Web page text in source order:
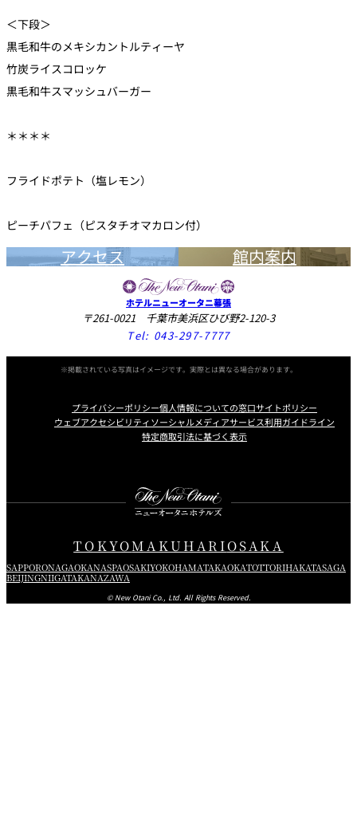
＜下段＞
黒毛和牛のメキシカントルティーヤ
竹炭ライスコロッケ
黒毛和牛スマッシュバーガー
＊＊＊＊
フライドポテト（塩レモン）
ピーチパフェ（ピスタチオマカロン付）
アクセス 館内案内
ホテルニューオータニ幕張
〒261-0021 千葉市美浜区ひび野2-120-3
Tel: 043-297-7777
※掲載されている写真はイメージです。実際とは異なる場合があります。
プライバシーポリシー個人情報についての窓口サイトポリシー
ウェブアクセシビリティソーシャルメディアサービス利用ガイドライン
特定商取引法に基づく表示
TOKYOMAKUHARIOSAKA
SAPPORONAGAOKANASPAOSAKIYOKOHAMATAKAOKATOTTORIHAKATASAGA
BEIJINGNIIGATAKANAZAWA
© New Otani Co., Ltd. All Rights Reserved.